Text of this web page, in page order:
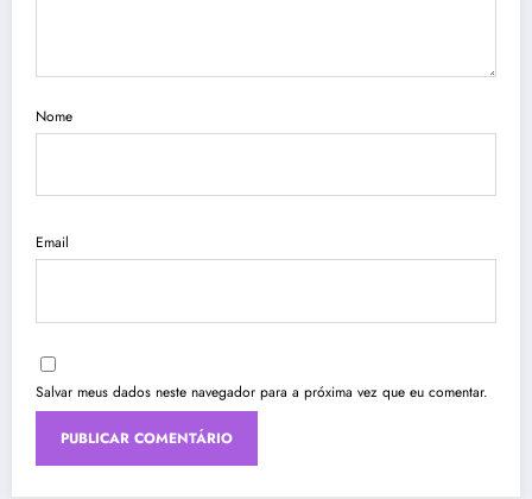
Nome
Email
Salvar meus dados neste navegador para a próxima vez que eu comentar.